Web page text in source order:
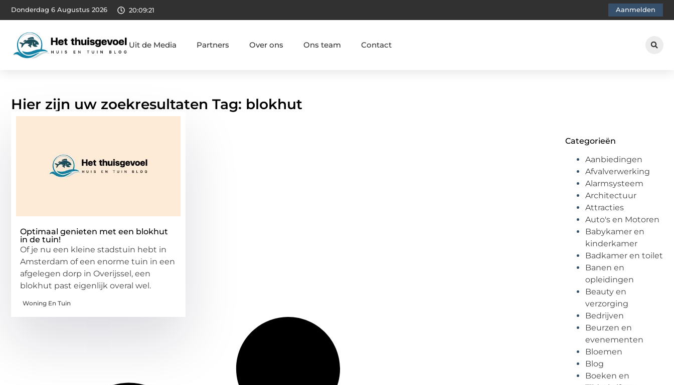
Donderdag 6 Augustus 2026 20:09:22 Aanmelden
Uit de Media Partners Over ons Ons team Contact
Hier zijn uw zoekresultaten Tag: blokhut
Optimaal genieten met een blokhut
in de tuin!
Of je nu een kleine stadstuin hebt in
Amsterdam of een enorme tuin in een
afgelegen dorp in Overijssel, een
blokhut past eigenlijk overal wel.
Woning En Tuin
Categorieën
Aanbiedingen
Afvalverwerking
Alarmsysteem
Architectuur
Attracties
Auto's en Motoren
Babykamer en
kinderkamer
Badkamer en toilet
Banen en
opleidingen
Beauty en
verzorging
Bedrijven
Beurzen en
evenementen
Bloemen
Blog
Boeken en